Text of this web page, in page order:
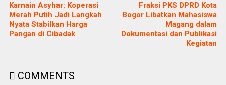
Karnain Asyhar: Koperasi
Merah Putih Jadi Langkah
Nyata Stabilkan Harga
Pangan di Cibadak
Fraksi PKS DPRD Kota
Bogor Libatkan Mahasiswa
Magang dalam
Dokumentasi dan Publikasi
Kegiatan
COMMENTS